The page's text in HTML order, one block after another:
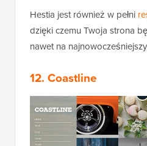
Hestia jest również w pełni
dzięki czemu Twoja strona
nawet na
12. Coastline